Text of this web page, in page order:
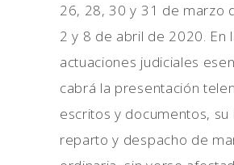
26, 28, 30 y 31 de marzo
2 y 8 de abril de 2020. En
actuaciones judiciales
cabrá la presentación
escritos y documentos, su
reparto y despacho de